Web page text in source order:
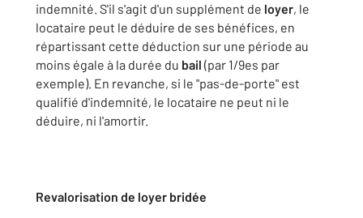
indemnité. S'il s'agit d'un supplément de loyer, le
locataire peut le déduire de ses bénéfices, en
répartissant cette déduction sur une période au
moins égale à la durée du bail (par 1/9es par
exemple). En revanche, si le "pas-de-porte" est
qualifié d'indemnité, le locataire ne peut ni le
déduire, ni l'amortir.
Revalorisation de loyer bridée